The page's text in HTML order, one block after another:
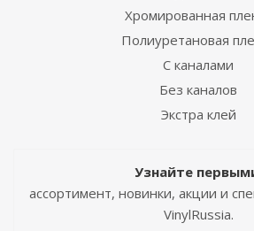
Хромированная
Полиуретановая
С каналами
Без каналов
Экстра клей
Узнайте
ассортимент, новинки, акции и
VinylRussia.